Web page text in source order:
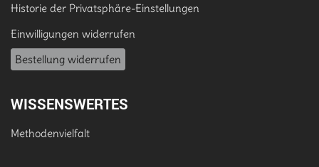
Historie der Privatsphäre-Einstellungen
Einwilligungen widerrufen
Bestellung widerrufen
WISSENSWERTES
Methodenvielfalt